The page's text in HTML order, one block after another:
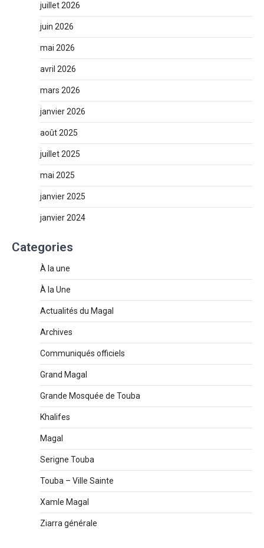
juillet 2026
juin 2026
mai 2026
avril 2026
mars 2026
janvier 2026
août 2025
juillet 2025
mai 2025
janvier 2025
janvier 2024
Categories
À la une
À la Une
Actualités du Magal
Archives
Communiqués officiels
Grand Magal
Grande Mosquée de Touba
Khalifes
Magal
Serigne Touba
Touba – Ville Sainte
Xamle Magal
Ziarra générale